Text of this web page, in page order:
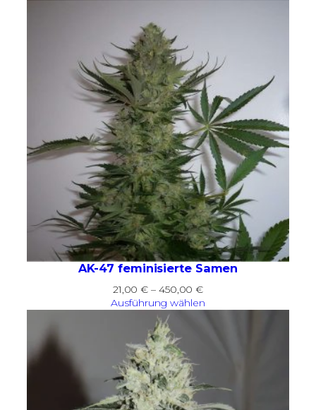
AK-47 feminisierte Samen
21,00€ – 450,00€Preisspanne:
21,00 €
Ausführung wählen